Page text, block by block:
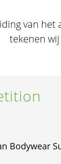
van
tekenen
Bodywear